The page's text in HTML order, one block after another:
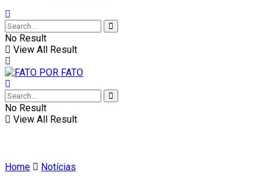
No Result
View All Result
No Result
View All Result
Home Notícias